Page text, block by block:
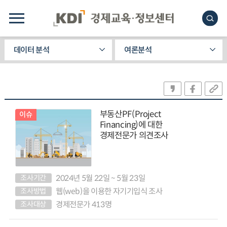
데이터 분석 여론분석
이슈
부동산PF(Project
Financing)에 대한
경제전문가 의견조사
조사기간 2024년 5월 22일 ~ 5월 23일
조사방법 웹(web)을 이용한 자기기입식 조사
조사대상 경제전문가 413명